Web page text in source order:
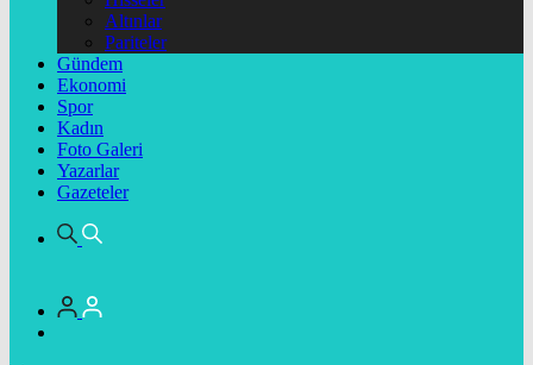
Altınlar
Pariteler
Gündem
Ekonomi
Spor
Kadın
Foto Galeri
Yazarlar
Gazeteler